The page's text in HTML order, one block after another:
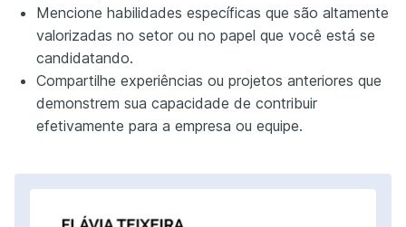
Mencione habilidades específicas que são altamente
valorizadas no setor ou no papel que você está se
candidatando.
Compartilhe experiências ou projetos anteriores que
demonstrem sua capacidade de contribuir
efetivamente para a empresa ou equipe.